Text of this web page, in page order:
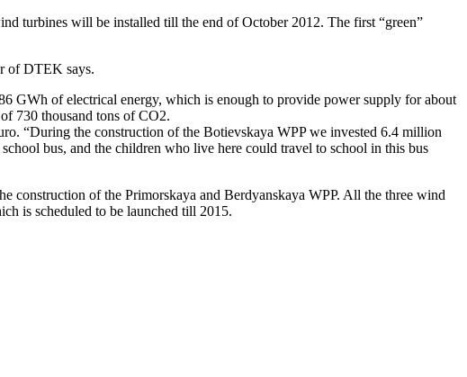
turbines will be installed till the end of October 2012. The first “green”
of DTEK says.
GWh of electrical energy, which is enough to provide power supply for about
730 thousand tons of CO2.
“During the construction of the Botievskaya WPP we invested 6.4 million
bus, and the children who live here could travel to school in this bus
construction of the Primorskaya and Berdyanskaya WPP. All the three wind
is scheduled to be launched till 2015.